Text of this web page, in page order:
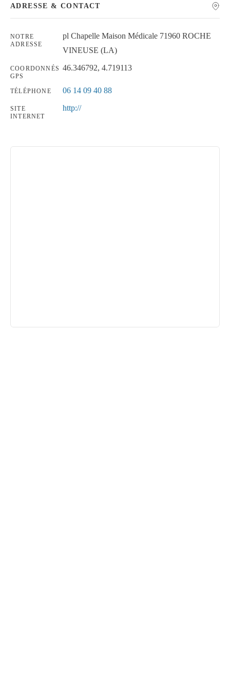
ADRESSE & CONTACT
NOTRE
ADRESSE
pl Chapelle Maison Médicale 71960 ROCHE
VINEUSE (LA)
COORDONNÉS
GPS
46.346792, 4.719113
TÉLÉPHONE 06 14 09 40 88
SITE
INTERNET
http://